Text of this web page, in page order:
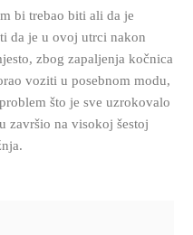
bi trebao biti ali da je
da je u ovoj utrci nakon
zbog zapaljenja kočnica
voziti u posebnom modu,
što je sve uzrokovalo
završio na visokoj šestoj